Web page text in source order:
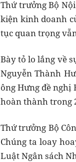
Thứ trưởng Bộ
kiện kinh doanh
tục quan trọng
Bày tỏ lo lắng về
Nguyễn Thành
ông Hưng đề nghị
hoàn thành trong
Thứ trưởng Bộ
Chúng ta loay
Luật Ngân sách